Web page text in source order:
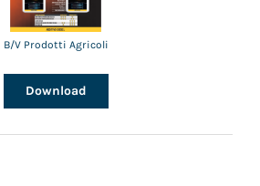
B/V Prodotti Agricoli
Download